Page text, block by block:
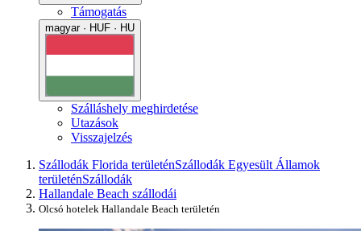
Támogatás
magyar · HUF · HU
Szálláshely meghirdetése
Utazások
Visszajelzés
Szállodák Florida területénSzállodák Egyesült Államok
területénSzállodák
Hallandale Beach szállodái
Olcsó hotelek Hallandale Beach területén